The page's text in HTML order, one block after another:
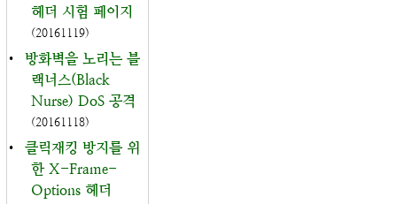
헤더 시험 페이지
(20161119)
•
방화벽을 노리는 블
랙너스(Black
Nurse) DoS 공격
(20161118)
•
클릭재킹 방지를 위
한 X-Frame-
Options 헤더